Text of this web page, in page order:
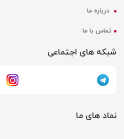
درباره ما
تماس با ما
شبکه های اجتماعی
نماد های ما